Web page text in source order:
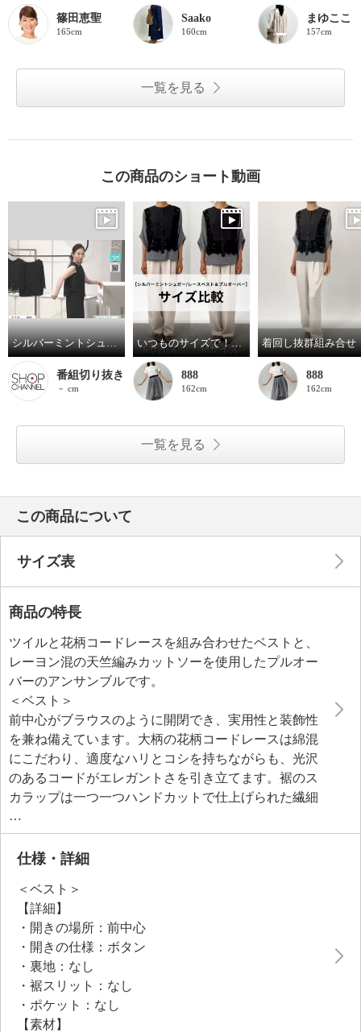
篠田恵聖
165cm
Saako
160cm
まゆここ
157cm
一覧を見る
この商品のショート動画
シルバーミントシュガー レース＆フィブリルツイル ブラウス風ベストと ドルマンスリーブ デザインプルオーバー アンサンブル
番組切り抜き
－ cm
いつものサイズで！大き目もOK！
888
162cm
着回し抜群組み合せ
888
162cm
一覧を見る
この商品について
サイズ表
商品の特長
ツイルと花柄コードレースを組み合わせたベストと、
レーヨン混の天竺編みカットソーを使用したプルオー
バーのアンサンブルです。
＜ベスト＞
前中心がブラウスのように開閉でき、実用性と装飾性
を兼ね備えています。大柄の花柄コードレースは綿混
にこだわり、適度なハリとコシを持ちながらも、光沢
のあるコードがエレガントさを引き立てます。裾のス
カラップは一つ一つハンドカットで仕上げられた繊細
なつくり。
＜プルオーバー＞
身頃と袖は接がず一枚に続けて贅沢に生地を使い、袖
マンスリーブで、腕をおろすとドレープのように美し
い表情を見せます。肩から袖口にかけて繊細な曲線を
描き、エレガントな雰囲気を演出。ゆったりとした身
幅で身体のラインを自然にカバーしながらも、女性ら
しい柔らかな印象を与えます。
国内で作製されたパターンを使用することで、細部ま
で計算された美しいシルエットを実現しました。
仕様・詳細
＜ベスト＞
【詳細】
・開きの場所：前中心
・開きの仕様：ボタン
・裏地：なし
・裾スリット：なし
・ポケット：なし
【素材】